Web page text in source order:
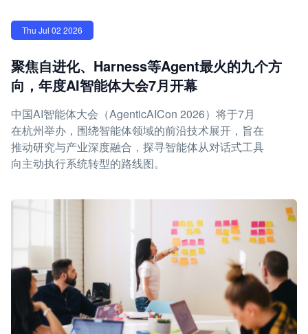
Thu Jul 02 2026
聚焦自进化、Harness等Agent最火的九个方
向，年度AI智能体大会7月开幕
中国AI智能体大会（AgenticAICon 2026）将于7月
在杭州举办，围绕智能体领域的前沿技术展开，旨在
推动研究与产业深度融合，探寻智能体从对话式工具
向主动执行系统转型的路线图。